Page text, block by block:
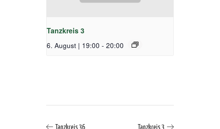
Tanzkreis 3
6. August | 19:00 - 20:00
Tanzkreis 36 Tanzkreis 3